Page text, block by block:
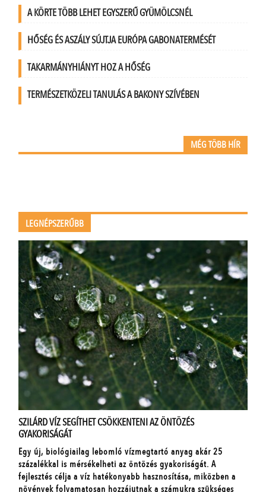
A KÖRTE TÖBB LEHET EGYSZERŰ GYÜMÖLCSNÉL
HŐSÉG ÉS ASZÁLY SÚJTJA EURÓPA GABONATERMÉSÉT
TAKARMÁNYHIÁNYT HOZ A HŐSÉG
TERMÉSZETKÖZELI TANULÁS A BAKONY SZÍVÉBEN
MÉG TÖBB HÍR
LEGNÉPSZERŰBB